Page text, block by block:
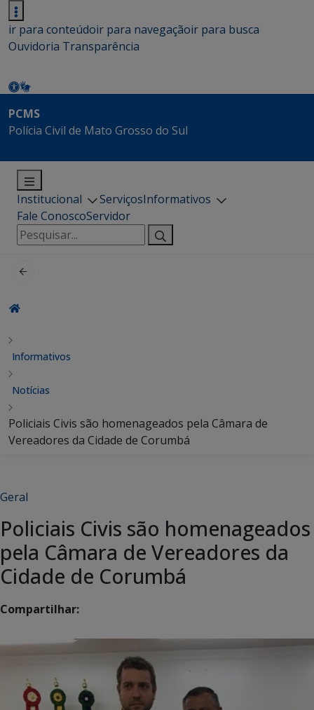
ir para conteúdoir para navegaçãoir para busca
Ouvidoria Transparência
PCMS
Polícia Civil de Mato Grosso do Sul
Institucional ServiçosInformativos
Fale ConoscoServidor
Pesquisar
por:
Informativos
Notícias
Policiais Civis são homenageados pela Câmara de
Vereadores da Cidade de Corumbá
Geral
Policiais Civis são homenageados
pela Câmara de Vereadores da
Cidade de Corumbá
Compartilhar: